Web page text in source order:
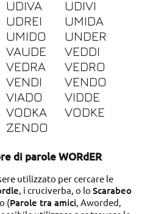
UDIVA
UDIVI
UDREI
UMIDA
UMIDO
UNDER
VAUDE
VEDDI
VEDRA
VEDRO
VENDI
VENDO
VIADO
VIDDE
VODKA
VODKE
ZENDO
di parole WORdER
utilizzato per cercare le
, i cruciverba, o lo Scarabeo
(Parole tra amici , Aworded,